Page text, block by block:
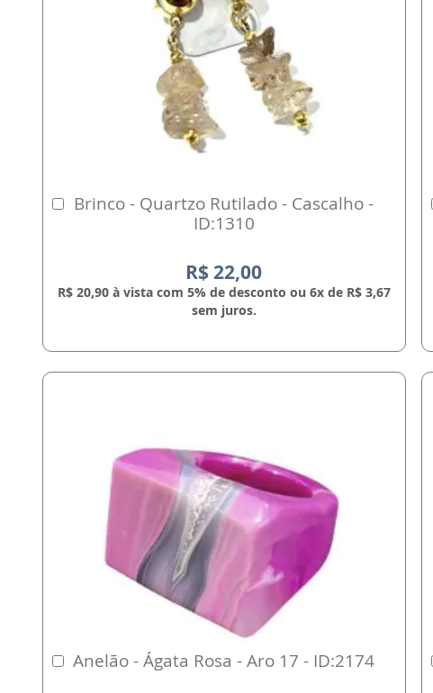
Brinco - Quartzo Rutilado - Cascalho -
ID:1310
R$ 22,00
R$ 20,90 à vista com 5% de desconto ou 6x de R$ 3,67
sem juros.
Comprar
Anelão - Ágata Rosa - Aro 17 - ID:2174
Comprar